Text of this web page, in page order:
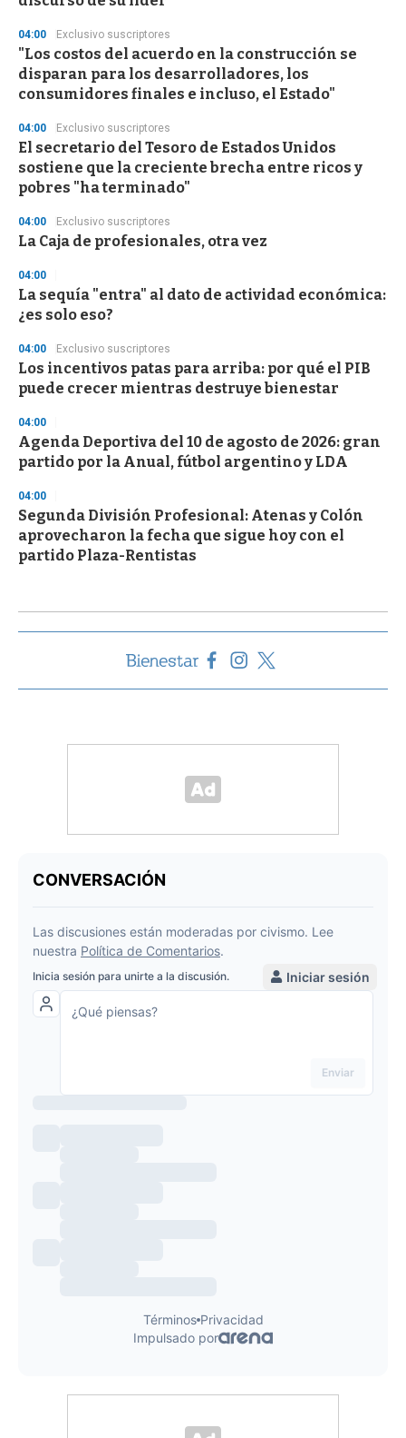
s
e
o
n
04:00 Exclusivo suscriptores
"Los costos del acuerdo en la construcción se
disparan para los desarrolladores, los
consumidores finales e incluso, el Estado"
04:00 Exclusivo suscriptores
El secretario del Tesoro de Estados Unidos
sostiene que la creciente brecha entre ricos y
pobres "ha terminado"
04:00 Exclusivo suscriptores
La Caja de profesionales, otra vez
04:00
La sequía "entra" al dato de actividad económica:
¿es solo eso?
04:00 Exclusivo suscriptores
Los incentivos patas para arriba: por qué el PIB
puede crecer mientras destruye bienestar
04:00
Agenda Deportiva del 10 de agosto de 2026: gran
partido por la Anual, fútbol argentino y LDA
04:00
Segunda División Profesional: Atenas y Colón
aprovecharon la fecha que sigue hoy con el
partido Plaza-Rentistas